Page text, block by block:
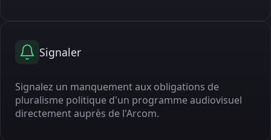
Signaler
Signalez un manquement aux obligations de
pluralisme politique d'un programme audiovisuel
directement auprès de l'Arcom.